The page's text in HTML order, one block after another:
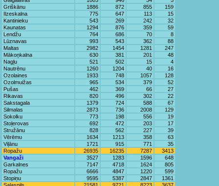
Griškānu
1886 872 855
159
Ilzeskalna
775 647 113
15
Kantinieku
543 269 242
32
Kaunatas
1294 876 359
59
Lendžu
764 686 70
8
Lūznavas
993 543 362
88
Maltas
2982 1454 1281
247
Mākoņkalna
630 381 201
48
Nagļu
521 502 15
4
Nautrēnu
1260 1204 40
16
Ozolaines
1933 748 1057
128
Ozolmuižas
965 534 379
52
Pušas
462 369 66
27
Rikavas
820 496 302
22
Sakstagala
1379 724 588
67
Silmalas
2873 736 2008
129
Sokolku
773 198 556
19
Stoļerovas
692 472 203
17
Stružānu
828 562 227
39
Vērēmu
1634 1213 358
63
Viļānu
1721 915 771
35
Ropažu
26935 16235 7287
3413
Vangaži
3527 1283 1596
648
Garkalnes
7147 4718 1624
805
Ropažu
6666 4847 1220
599
Stopiņu
9595 5387 2847
1361